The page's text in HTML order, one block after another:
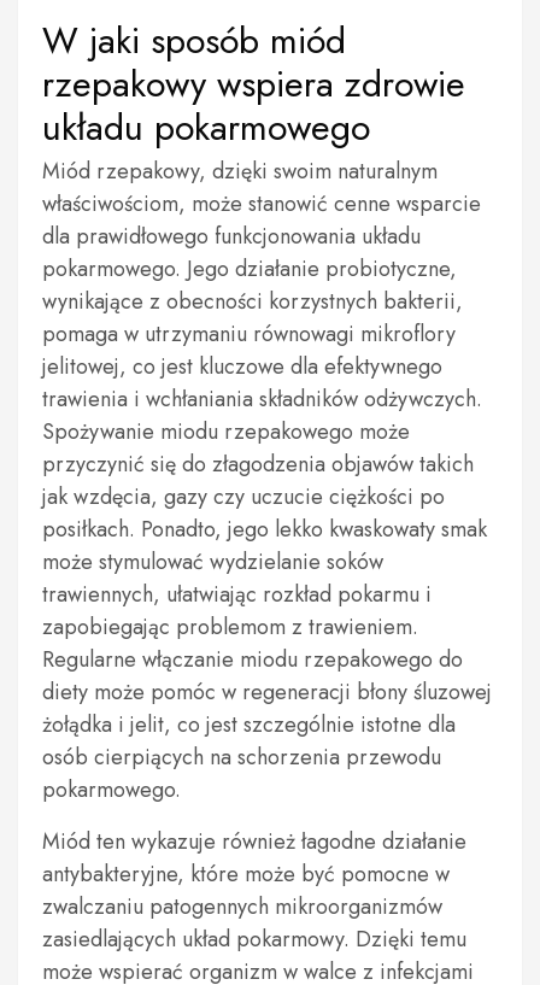
W jaki sposób miód
rzepakowy wspiera zdrowie
układu pokarmowego
Miód rzepakowy, dzięki swoim naturalnym
właściwościom, może stanowić cenne wsparcie
dla prawidłowego funkcjonowania układu
pokarmowego. Jego działanie probiotyczne,
wynikające z obecności korzystnych bakterii,
pomaga w utrzymaniu równowagi mikroflory
jelitowej, co jest kluczowe dla efektywnego
trawienia i wchłaniania składników odżywczych.
Spożywanie miodu rzepakowego może
przyczynić się do złagodzenia objawów takich
jak wzdęcia, gazy czy uczucie ciężkości po
posiłkach. Ponadto, jego lekko kwaskowaty smak
może stymulować wydzielanie soków
trawiennych, ułatwiając rozkład pokarmu i
zapobiegając problemom z trawieniem.
Regularne włączanie miodu rzepakowego do
diety może pomóc w regeneracji błony śluzowej
żołądka i jelit, co jest szczególnie istotne dla
osób cierpiących na schorzenia przewodu
pokarmowego.
Miód ten wykazuje również łagodne działanie
antybakteryjne, które może być pomocne w
zwalczaniu patogennych mikroorganizmów
zasiedlających układ pokarmowy. Dzięki temu
może wspierać organizm w walce z infekcjami